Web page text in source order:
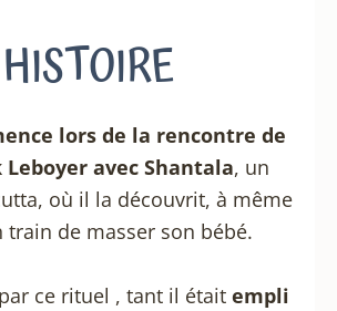
HISTOIRE
lors de la rencontre de
Leboyer avec Shantala, un
où il la découvrit, à même
train de masser son bébé.
ce rituel , tant il était empli